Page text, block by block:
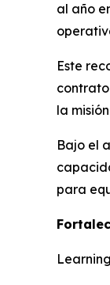
al año
Este
la
Bajo el
para